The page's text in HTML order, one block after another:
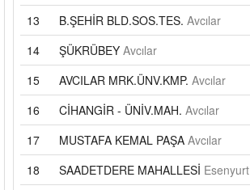
13
B.ŞEHİR BLD.SOS.TES. Avcılar
14
ŞÜKRÜBEY Avcılar
15
AVCILAR MRK.ÜNV.KMP. Avcılar
16
CİHANGİR - ÜNİV.MAH. Avcılar
17
MUSTAFA KEMAL PAŞA Avcılar
18
SAADETDERE MAHALLESİ Esenyurt